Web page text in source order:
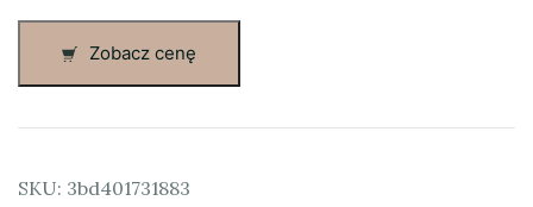
Zobacz cenę
SKU: 3bd401731883